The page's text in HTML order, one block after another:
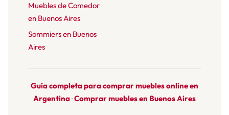
Muebles de Comedor
en Buenos Aires
Sommiers en Buenos
Aires
Guía completa para comprar muebles online en
Argentina·Comprar muebles en Buenos Aires